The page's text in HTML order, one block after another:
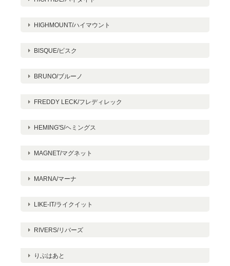
HIGHMOUNT/ハイマウント
BISQUE/ビスク
BRUNO/ブルーノ
FREDDY LECK/フレディレック
HEMING'S/ヘミングス
MAGNET/マグネット
MARNA/マーナ
LIKE-IT/ライクイット
RIVERS/リバーズ
りぶはあと